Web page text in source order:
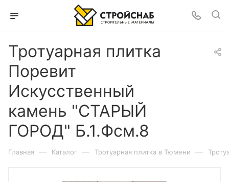
Тротуарная плитка
Поревит
Искусственный
камень "СТАРЫЙ
ГОРОД" Б.1.Фсм.8
Главная — Каталог — Тротуарная плитка в Тюмени —